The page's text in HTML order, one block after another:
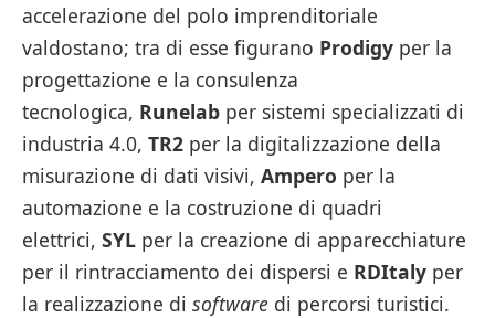
accelerazione del polo imprenditoriale
valdostano; tra di esse figurano Prodigy per la
progettazione e la consulenza
tecnologica, Runelab per sistemi specializzati di
industria 4.0, TR2 per la digitalizzazione della
misurazione di dati visivi, Ampero per la
automazione e la costruzione di quadri
elettrici, SYL per la creazione di apparecchiature
per il rintracciamento dei dispersi e RDItaly per
la realizzazione di software di percorsi turistici.